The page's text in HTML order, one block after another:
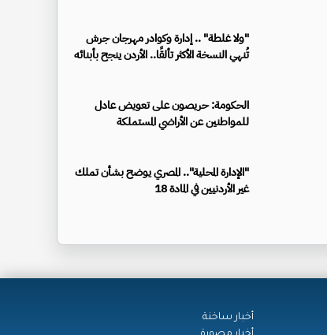
"ولا غلطة" .. إدارة وكوادر مهرجان جرش
تُنهي النسخة الأكثر تألقًا.. الأردن ينجح بأبنائه
الحكومة: حريصون على تعويض عادل
للمواطنين عن الأراضي المستملكة
"الإدارة المحلية".. المصري يوضح بشأن تملك
غير الأردنيين في المادة 18
أخبار ساخنة